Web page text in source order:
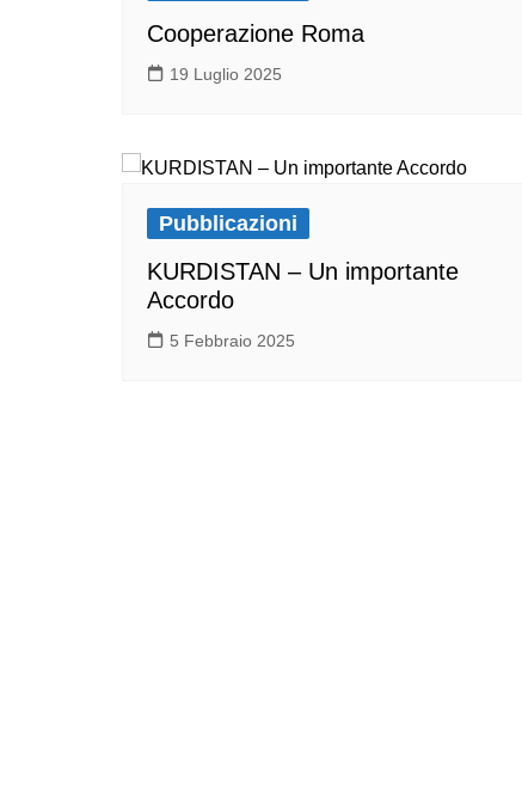
Cooperazione Roma
19 Luglio 2025
Pubblicazioni
KURDISTAN – Un importante
Accordo
5 Febbraio 2025